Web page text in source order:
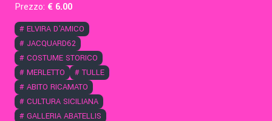
Prezzo: € 6.00
# ELVIRA D'AMICO
# JACQUARD62
# COSTUME STORICO
# MERLETTO # TULLE
# ABITO RICAMATO
# CULTURA SICILIANA
# GALLERIA ABATELLIS